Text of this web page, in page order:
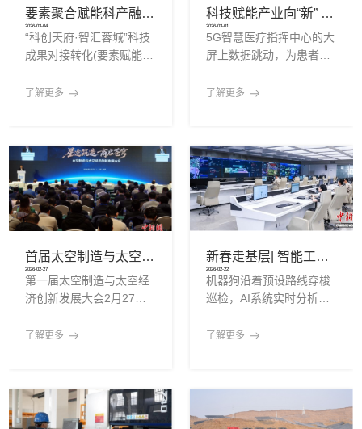
五个维度系统发力，探索
可复制、可推广的乡村数
字人才培育路径。全国人
大代表梁倩娟在快手平台
出，当前，以短视频直播
直达厦门前场站，在厦门
港换装国际班轮后，通过
海运直达东南亚等地区，
实现铁路运输、港口中
接，构建起西部内陆南
要素聚合赋能科产融合 成都举办科技成果对接转化专场活动
2026-03-04
“科创天府·智汇蓉城”科技
成果对接转化(要素赋能专
举行。活动汇聚“先使用后
素，通过清单发布、项目
签约、成果展示等环节，
深化科产融合，加速先进
技术在蓉落地转化，为城
市重点产业链高质量发展
注入动能。“科创天府·智
汇蓉城”科技成果对接转化
(要素赋能专场)活动现
场。此次活动由成都市科
技局、成都高新区管委会
展，
了解更多
科技赋能产业向“新” 西安点燃高质量发展“新引擎”
2026-03-01
5G智慧医疗指挥中心的大
屏上数据跳动，为患者构
线；新选育的“秦玉790”玉
创新正积极融入古城西安
产业跃升的脉搏，成为推
动经济高质量发展的核心
驱动力。在正在召开的西
安市第十七届人民代表大
会第七次会议上，“科技创
新”成为代表们口中的高频
词。日前发布的西安市政
府工作报告显示，2025年
西安规上工业总产值突破
投入强度保持
了解更多
首届太空制造与太空经济创新发展大会在北京举行 成立专业联盟
2026-02-27
第一届太空制造与太空经
济创新发展大会2月27日
筑造商启苍穹”的大会上，
共同发起组建的太空制造
创新发展联盟正式成立，
旨在推动构建产学研用金
了解更多
新春走基层| 智能工厂“不打烊”，中国“智造”开新局
2026-02-22
机器狗沿着预设路线穿梭
巡检，AI系统实时分析废
个春节，在宁波钢铁的工
新引擎。这家工厂只是中
的一个缩影。近年来，以
了解更多